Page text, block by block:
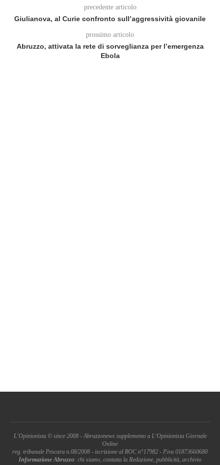
precedente articolo
Giulianova, al Curie confronto sull’aggressività giovanile
prossimo articolo
Abruzzo, attivata la rete di sorveglianza per l’emergenza
Ebola
L'Opinionista © since 2008 - Abruzzonews supplemento a L'Opinionista Giornale
Online
reg. tribunale Pescara n.08/2008 - iscrizione al ROC n°17982 - P.iva 01873660680
Informazione Abruzzo: chi siamo, contatta la Redazione, pubblicità, archivio